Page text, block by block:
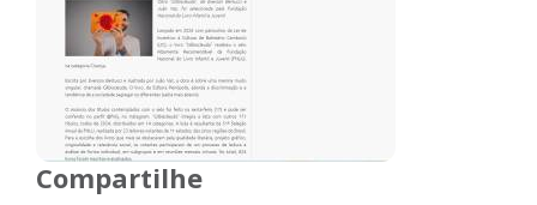
Compartilhe